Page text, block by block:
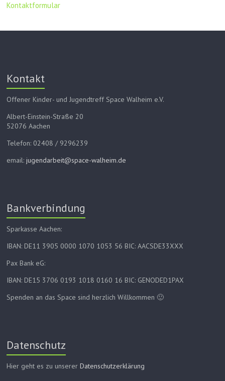
Kontaktformular
Kontakt
Offener Kinder- und Jugendtreff Space Walheim e.V.
Albert-Einstein-Straße 20
52076 Aachen
Telefon: 02408 / 9296239
email:jugendarbeit@space-walheim.de
Bankverbindung
Sparkasse Aachen:
IBAN: DE11 3905 0000 1070 1053 56 BIC: AACSDE33XXX
Pax Bank eG:
IBAN: DE15 3706 0193 1018 0160 16 BIC: GENODED1PAX
Spenden an das Space sind herzlich Willkommen 🙂
Datenschutz
Hier geht es zu unsererDatenschutzerklärung